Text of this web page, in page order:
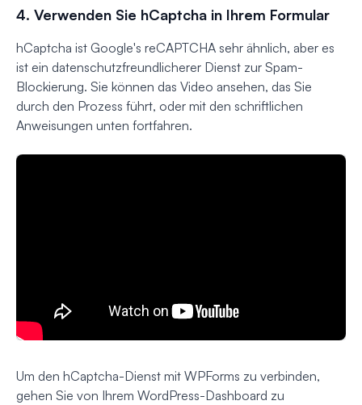
4. Verwenden Sie hCaptcha in Ihrem Formular
hCaptcha ist Google's reCAPTCHA sehr ähnlich, aber es
ist ein datenschutzfreundlicherer Dienst zur Spam-
Blockierung. Sie können das Video ansehen, das Sie
durch den Prozess führt, oder mit den schriftlichen
Anweisungen unten fortfahren.
Um den hCaptcha-Dienst mit WPForms zu verbinden,
gehen Sie von Ihrem WordPress-Dashboard zu